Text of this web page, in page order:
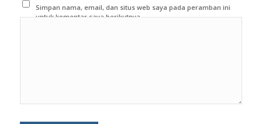
Simpan nama, email, dan situs web saya pada peramban ini
untuk komentar saya berikutnya.